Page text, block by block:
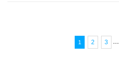
1 2 3 ...